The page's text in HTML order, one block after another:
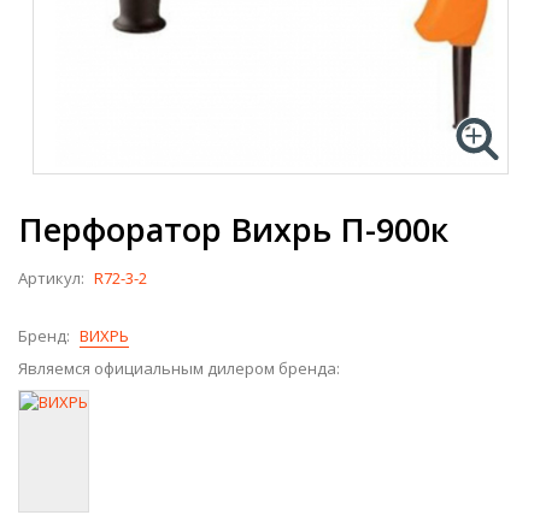
Перфоратор Вихрь П-900к
Артикул: R72-3-2
Бренд: ВИХРЬ
Являемся официальным дилером бренда: